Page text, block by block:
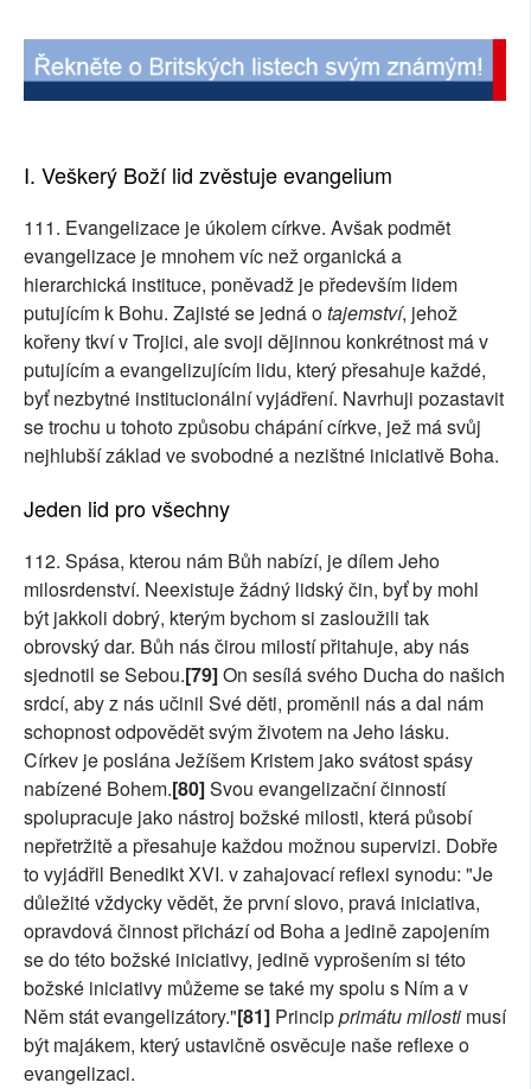
I. Veškerý Boží lid zvěstuje evangelium
111. Evangelizace je úkolem církve. Avšak podmět
evangelizace je mnohem víc než organická a
hierarchická instituce, poněvadž je především lidem
putujícím k Bohu. Zajisté se jedná otajemství, jehož
kořeny tkví v Trojici, ale svoji dějinnou konkrétnost má v
putujícím a evangelizujícím lidu, který přesahuje každé,
byť nezbytné institucionální vyjádření. Navrhuji pozastavit
se trochu u tohoto způsobu chápání církve, jež má svůj
nejhlubší základ ve svobodné a nezištné iniciativě Boha.
Jeden lid pro všechny
112. Spása, kterou nám Bůh nabízí, je dílem Jeho
milosrdenství. Neexistuje žádný lidský čin, byť by mohl
být jakkoli dobrý, kterým bychom si zasloužili tak
obrovský dar. Bůh nás čirou milostí přitahuje, aby nás
sjednotil se Sebou.[79]On sesílá svého Ducha do našich
srdcí, aby z nás učinil Své děti, proměnil nás a dal nám
schopnost odpovědět svým životem na Jeho lásku.
Církev je poslána Ježíšem Kristem jako svátost spásy
nabízené Bohem.[80]Svou evangelizační činností
spolupracuje jako nástroj božské milosti, která působí
nepřetržitě a přesahuje každou možnou supervizi. Dobře
to vyjádřil Benedikt XVI. v zahajovací reflexi synodu: "Je
důležité vždycky vědět, že první slovo, pravá iniciativa,
opravdová činnost přichází od Boha a jedině zapojením
se do této božské iniciativy, jedině vyprošením si této
božské iniciativy můžeme se také my spolu s Ním a v
Něm stát evangelizátory."[81] Principprimátu milosti musí
být majákem, který ustavičně osvěcuje naše reflexe o
evangelizaci.